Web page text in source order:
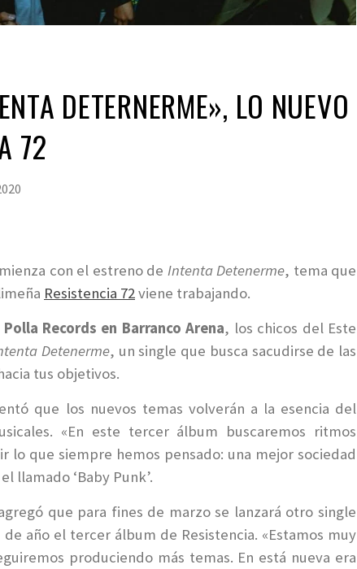
DETERNERME», LO NUEVO
72
con el estreno de Intenta Detenerme, tema que
Resistencia 72viene trabajando.
Records en Barranco Arena, los chicos del Este
Detenerme, un single que busca sacudirse de las
tus objetivos.
que los nuevos temas volverán a la esencia del
«En este tercer álbum buscaremos ritmos
que siempre hemos pensado: una mejor sociedad
llamado ‘Baby Punk’.
que para fines de marzo se lanzará otro single
año el tercer álbum de Resistencia. «Estamos muy
produciendo más temas. En está nueva era